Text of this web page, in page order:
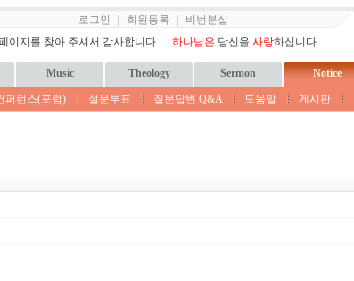
로그인 회원등록
비번분실
이지를 찾아 주셔서 감사합니다......하나님은 당신을 사랑하십니다.
Music Theology Sermon Notice
퍼런스(포럼) 설문투표 질문답변 Q&A 도움말 게시판